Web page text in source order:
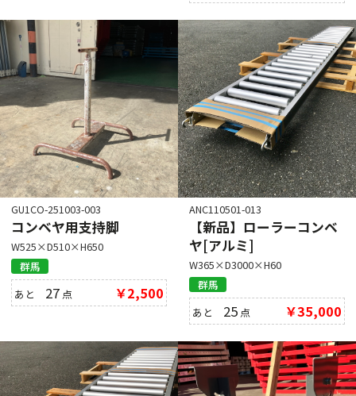
GU1CO-251003-003
コンベヤ用支持脚
W525×D510×H650
群馬
あと 27 点 ￥2,500
ANC110501-013
【新品】ローラーコンベ
ヤ[アルミ]
W365×D3000×H60
群馬
あと 25 点 ￥35,000